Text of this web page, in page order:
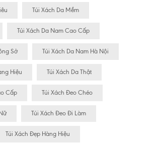
Túi Xách Da Mềm
Túi Xách Da Nam Cao Cấp
Sở Túi Xách Da Nam Hà Nội
Hiệu Túi Xách Da Thật
Cấp Túi Xách Đeo Chéo
Túi Xách Đeo Đi Làm
Túi Xách Đẹp Hàng Hiệu